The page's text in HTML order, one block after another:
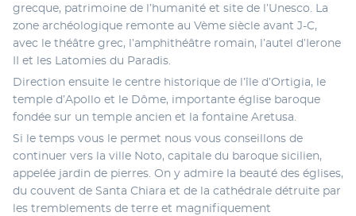
grecque, patrimoine de l’humanité et site de l’Unesco. La
zone archéologique remonte au Vème siècle avant J-C,
avec le théâtre grec, l’amphithéâtre romain, l’autel d’Ierone
II et les Latomies du Paradis.
Direction ensuite le centre historique de l’île d’Ortigia, le
temple d’Apollo et le Dôme, importante église baroque
fondée sur un temple ancien et la fontaine Aretusa.
Si le temps vous le permet nous vous conseillons de
continuer vers la ville Noto, capitale du baroque sicilien,
appelée jardin de pierres. On y admire la beauté des églises,
du couvent de Santa Chiara et de la cathédrale détruite par
les tremblements de terre et magnifiquement